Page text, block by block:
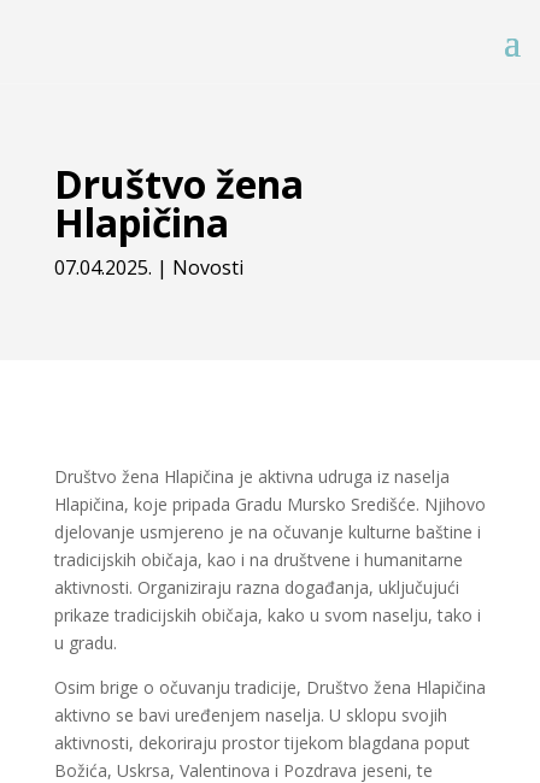
Društvo žena
Hlapičina
07.04.2025. | Novosti
Društvo žena Hlapičina je aktivna udruga iz naselja
Hlapičina, koje pripada Gradu Mursko Središće. Njihovo
djelovanje usmjereno je na očuvanje kulturne baštine i
tradicijskih običaja, kao i na društvene i humanitarne
aktivnosti. Organiziraju razna događanja, uključujući
prikaze tradicijskih običaja, kako u svom naselju, tako i
u gradu.
Osim brige o očuvanju tradicije, Društvo žena Hlapičina
aktivno se bavi uređenjem naselja. U sklopu svojih
aktivnosti, dekoriraju prostor tijekom blagdana poput
Božića, Uskrsa, Valentinova i Pozdrava jeseni, te